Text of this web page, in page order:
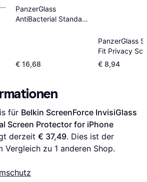
PanzerGlass
AntiBacterial Standard
€ 16,68
PanzerGlass
Fit Privacy
Protector for
X/XS/11 Pro
€ 8,94
für Belkin ScreenForce InvisiGlass
Screen Protector for iPhone
derzeit € 37,49. Dies ist der
Vergleich zu 1 anderen Shop.